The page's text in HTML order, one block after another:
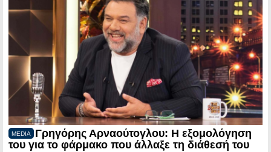
MEDIA
Γρηγόρης Αρναούτογλου: Η εξομολόγηση
του για το φάρμακο που άλλαξε τη διάθεσή του